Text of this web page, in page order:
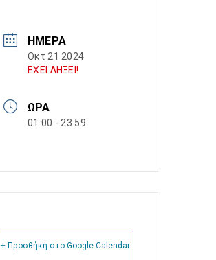
ΗΜΈΡΑ
Οκτ 21 2024
ΕΧΕΙ ΛΗΞΕΙ!
ΏΡΑ
01:00 - 23:59
+ Προσθήκη στο Google Calendar